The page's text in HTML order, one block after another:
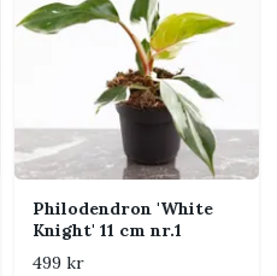
men skydda bladen från
exemplar kan med tiden
Philodendron 'White
Knight' 11 cm nr.1
499 kr